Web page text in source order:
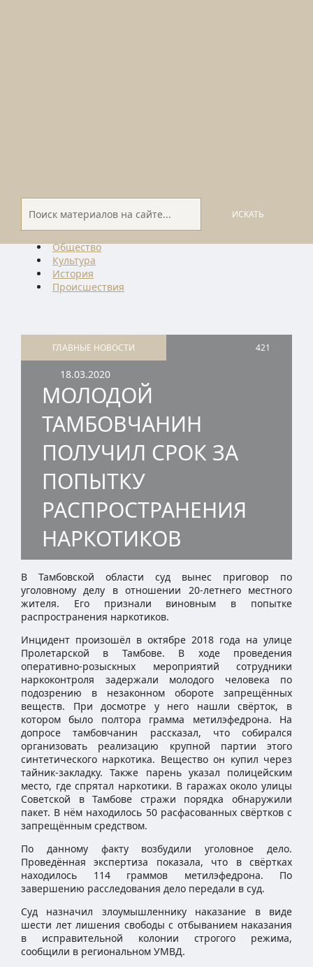
ИСКАТЬ
Общество
Культура
История
Проиcшествия
ГЛАВНЫЕ НОВОСТИ 421
18.03.2020
МОЛОДОЙ
ТАМБОВЧАНИН
ПОЛУЧИЛ СРОК ЗА
ПОПЫТКУ
РАСПРОСТРАНЕНИЯ
НАРКОТИКОВ
В Тамбовской области суд вынес приговор по
уголовному делу в отношении 20-летнего местного
жителя. Его признали виновным в попытке
распространения наркотиков.
Инцидент произошёл в октябре 2018 года на улице
Пролетарской в Тамбове. В ходе проведения
оперативно-розыскных мероприятий сотрудники
наркоконтроля задержали молодого человека по
подозрению в незаконном обороте запрещённых
веществ. При досмотре у него нашли свёрток, в
котором было полтора грамма метилэфедрона. На
допросе тамбовчанин рассказал, что собирался
организовать реализацию крупной партии этого
синтетического наркотика. Вещество он купил через
тайник-закладку. Также парень указал полицейским
место, где спрятал наркотики. В гаражах около улицы
Советской в Тамбове стражи порядка обнаружили
пакет. В нём находилось 50 расфасованных свёртков с
запрещённым средством.
По данному факту возбудили уголовное дело.
Проведённая экспертиза показала, что в свёртках
находилось 114 граммов метилэфедрона. По
завершению расследования дело передали в суд.
Суд назначил злоумышленнику наказание в виде
шести лет лишения свободы с отбыванием наказания
в исправительной колонии строгого режима,
сообщили в региональном УМВД.